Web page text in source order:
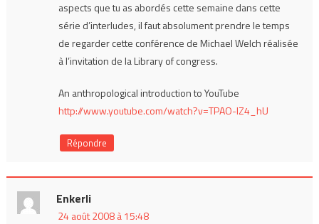
aspects que tu as abordés cette semaine dans cette
série d’interludes, il faut absolument prendre le temps
de regarder cette conférence de Michael Welch réalisée
à l’invitation de la Library of congress.
An anthropological introduction to YouTube
http://www.youtube.com/watch?v=TPAO-lZ4_hU
Répondre
Enkerli
24 août 2008 à 15:48